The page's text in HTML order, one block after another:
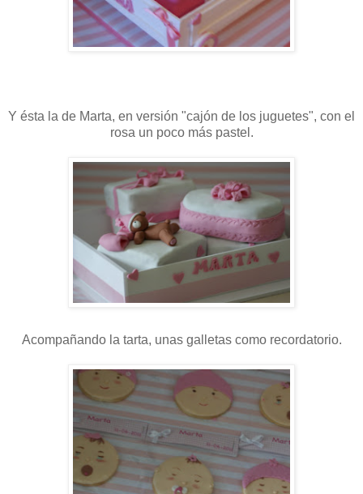
Y ésta la de Marta, en versión "cajón de los juguetes", con el
rosa un poco más pastel.
Acompañando la tarta, unas galletas como recordatorio.